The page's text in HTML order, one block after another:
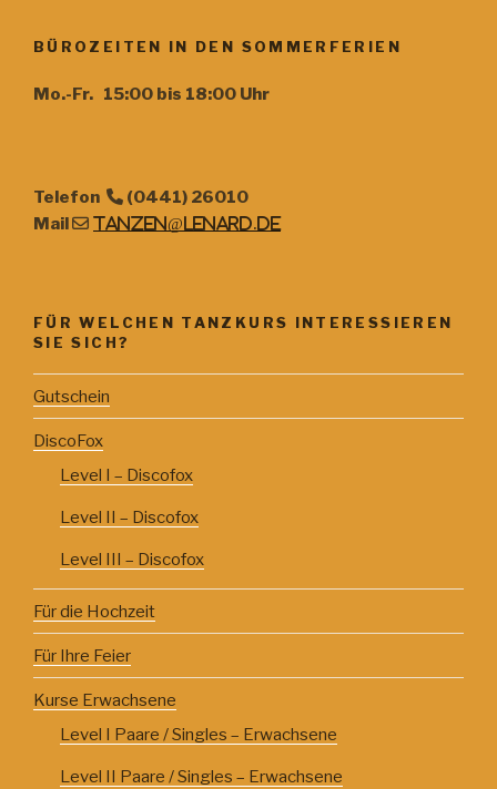
BÜROZEITEN IN DEN SOMMERFERIEN
Mo.-Fr. 15:00 bis 18:00 Uhr
Telefon
(0441) 26010
Mail
tanzen@lenard.de
FÜR WELCHEN TANZKURS INTERESSIEREN
SIE SICH?
Gutschein
DiscoFox
Level I – Discofox
Level II – Discofox
Level III – Discofox
Für die Hochzeit
Für Ihre Feier
Kurse Erwachsene
Level I Paare / Singles – Erwachsene
Level II Paare / Singles – Erwachsene